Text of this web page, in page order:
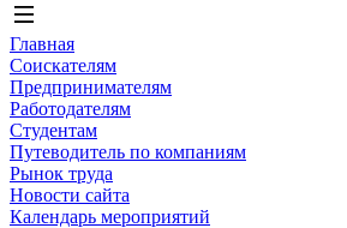
Главная
Соискателям
Предпринимателям
Работодателям
Студентам
Путеводитель по компаниям
Рынок труда
Новости сайта
Календарь мероприятий